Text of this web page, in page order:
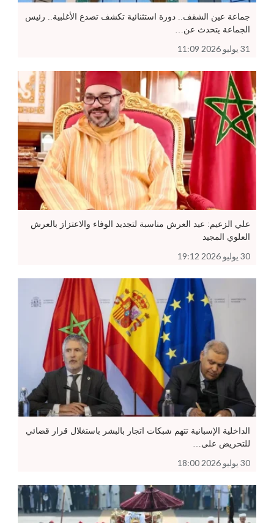
جماعة عين الشقف.. دورة استثنائية تكشف تصدع الأغلبية.. رئيس
الجماعة يتحدث عن…
31 يوليو 2026 11:09
علي الزعيم: عيد العرش مناسبة لتجديد الوفاء والاعتزاز بالعرش
العلوي المجيد
30 يوليو 2026 19:12
الداخلية الإسبانية تتهم شبكات اتجار بالبشر باستغلال قرار قضائي
للتحريض على…
30 يوليو 2026 18:00